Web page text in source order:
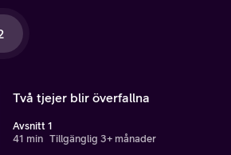
Två tjejer blir överfallna
Avsnitt 1
41 min Tillgänglig 3+ månader